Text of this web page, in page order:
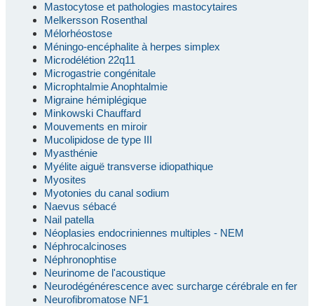
Mastocytose et pathologies mastocytaires
Melkersson Rosenthal
Mélorhéostose
Méningo-encéphalite à herpes simplex
Microdélétion 22q11
Microgastrie congénitale
Microphtalmie Anophtalmie
Migraine hémiplégique
Minkowski Chauffard
Mouvements en miroir
Mucolipidose de type III
Myasthénie
Myélite aiguë transverse idiopathique
Myosites
Myotonies du canal sodium
Naevus sébacé
Nail patella
Néoplasies endocriniennes multiples - NEM
Néphrocalcinoses
Néphronophtise
Neurinome de l'acoustique
Neurodégénérescence avec surcharge cérébrale en fer
Neurofibromatose NF1